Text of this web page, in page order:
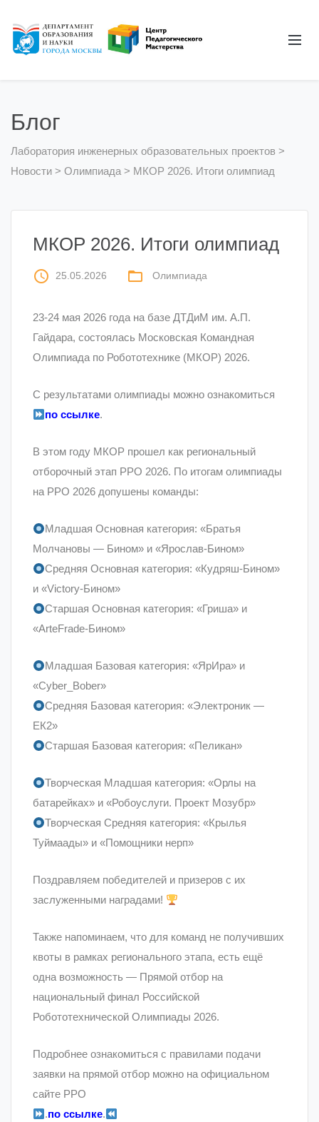
Блог
Лаборатория инженерных образовательных проектов >
Новости > Олимпиада > МКОР 2026. Итоги олимпиад
МКОР 2026. Итоги олимпиад
access_time 25.05.2026 folder_open Олимпиада
23-24 мая 2026 года на базе ДТДиМ им. А.П.
Гайдара, состоялась Московская Командная
Олимпиада по Робототехнике (МКОР) 2026.
С результатами олимпиады можно ознакомиться
по ссылке.
В этом году МКОР прошел как региональный
отборочный этап РРО 2026. По итогам олимпиады
на РРО 2026 допушены команды:
Младшая Основная категория: «Братья
Молчановы — Бином» и «Ярослав-Бином»
Средняя Основная категория: «Кудряш-Бином»
и «Victory-Бином»
Старшая Основная категория: «Гриша» и
«ArteFrade-Бином»
Младшая Базовая категория: «ЯрИра» и
«Cyber_Bober»
Средняя Базовая категория: «Электроник —
ЕК2»
Старшая Базовая категория: «Пеликан»
Творческая Младшая категория: «Орлы на
батарейках» и «Робоуслуги. Проект Мозубр»
Творческая Средняя категория: «Крылья
Туймаады» и «Помощники нерп»
Поздравляем победителей и призеров с их
заслуженными наградами!
Также напоминаем, что для команд не получивших
квоты в рамках регионального этапа, есть ещё
одна возможность — Прямой отбор на
национальный финал Российской
Робототехнической Олимпиады 2026.
Подробнее ознакомиться с правилами подачи
заявки на прямой отбор можно на официальном
сайте РРО
.по ссылке.